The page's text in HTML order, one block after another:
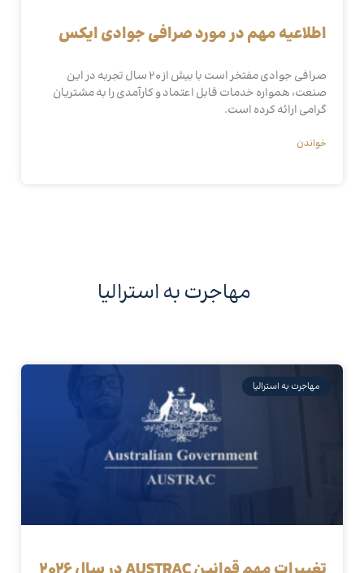
اطلاعیه مهم در مورد صرافی جوادی ایکس
صرافی جوادی مفتخر است با بیش از 20 سال تجربه در این
صنعت، همواره خدمات قابل اعتماد و کارآمدی را به مشتریان
گرامی ارائه کرده است.
خواندن
مهاجرت به استرالیا
مهاجرت به استرالیا